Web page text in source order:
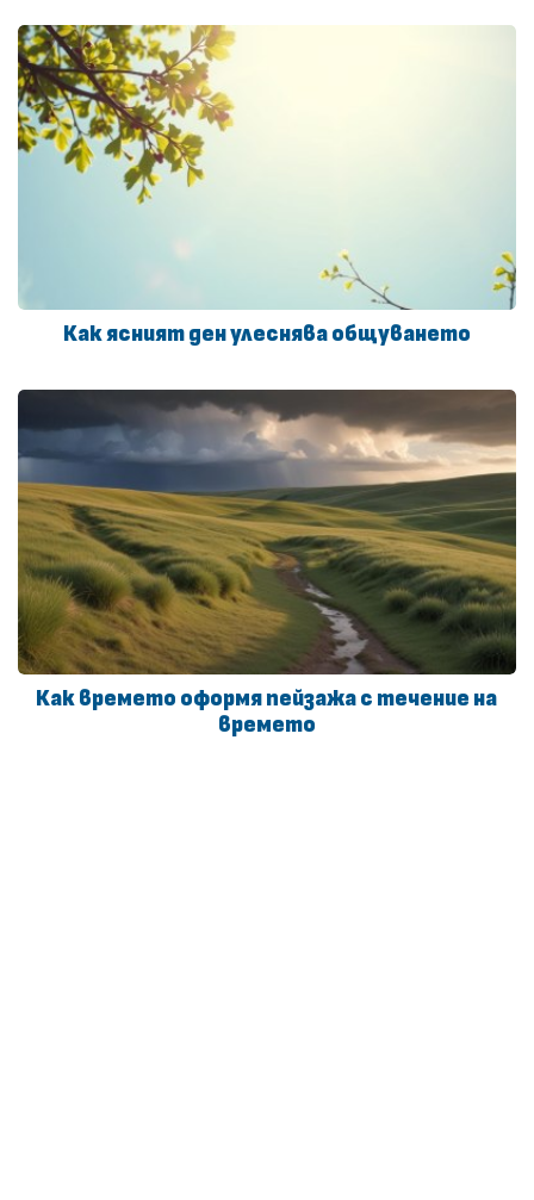
Как ясният ден улеснява общуването
Как времето оформя пейзажа с течение на
времето